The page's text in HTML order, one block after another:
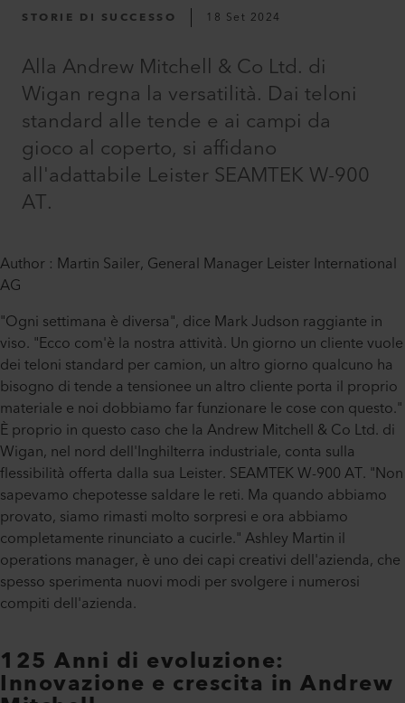
STORIE DI SUCCESSO 18 Set 2024
Alla Andrew Mitchell & Co Ltd. di
Wigan regna la versatilità. Dai teloni
standard alle tende e ai campi da
gioco al coperto, si affidano
all'adattabile Leister SEAMTEK W-900
AT.
Author : Martin Sailer, General Manager Leister International
AG
"Ogni settimana è diversa", dice Mark Judson raggiante in
viso. "Ecco com'è la nostra attività. Un giorno un cliente vuole
dei teloni standard per camion, un altro giorno qualcuno ha
bisogno di tende a tensionee un altro cliente porta il proprio
materiale e noi dobbiamo far funzionare le cose con questo."
È proprio in questo caso che la Andrew Mitchell & Co Ltd. di
Wigan, nel nord dell'Inghilterra industriale, conta sulla
flessibilità offerta dalla sua Leister. SEAMTEK W-900 AT. "Non
sapevamo chepotesse saldare le reti. Ma quando abbiamo
provato, siamo rimasti molto sorpresi e ora abbiamo
completamente rinunciato a cucirle." Ashley Martin il
operations manager, è uno dei capi creativi dell'azienda, che
spesso sperimenta nuovi modi per svolgere i numerosi
compiti dell'azienda.
125 Anni di evoluzione:
Innovazione e crescita in Andrew